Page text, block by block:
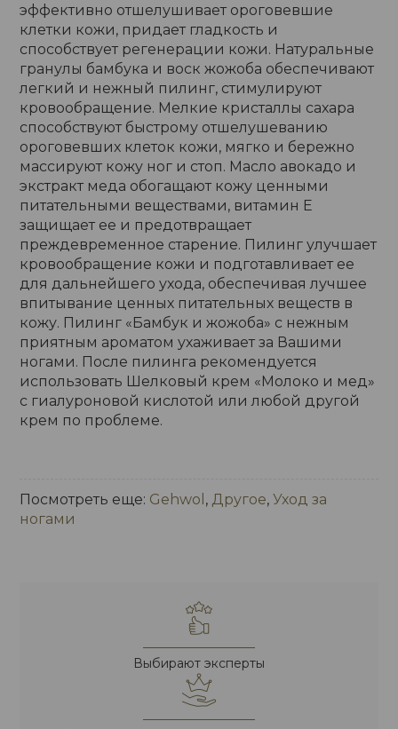
эффективно отшелушивает ороговевшие
клетки кожи, придает гладкость и
способствует регенерации кожи. Натуральные
гранулы бамбука и воск жожоба обеспечивают
легкий и нежный пилинг, стимулируют
кровообращение. Мелкие кристаллы сахара
способствуют быстрому отшелушеванию
ороговевших клеток кожи, мягко и бережно
массируют кожу ног и стоп. Масло авокадо и
экстракт меда обогащают кожу ценными
питательными веществами, витамин Е
защищает ее и предотвращает
преждевременное старение. Пилинг улучшает
кровообращение кожи и подготавливает ее
для дальнейшего ухода, обеспечивая лучшее
впитывание ценных питательных веществ в
кожу. Пилинг «Бамбук и жожоба» с нежным
приятным ароматом ухаживает за Вашими
ногами. После пилинга рекомендуется
использовать Шелковый крем «Молоко и мед»
с гиалуроновой кислотой или любой другой
крем по проблеме.
Посмотреть еще: Gehwol , Другое,Уход за
ногами
Выбирают эксперты